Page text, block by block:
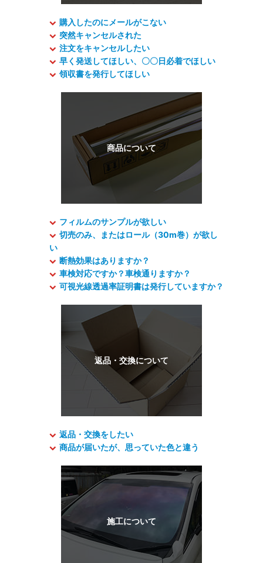
購入したのにメールがこない
突然キャンセルされた
注文をキャンセルしたい
早く発送してほしい、〇〇日必着でほしい
領収書を発行してほしい
フィルムのサンプルが欲しい
切売のみ、またはロール（30m巻）が欲し
い
断熱効果はありますか？
車検対応ですか？車検通りますか？
可視光線透過率証明書は発行していますか？
返品・交換をしたい
商品が届いたが、思っていた色と違う